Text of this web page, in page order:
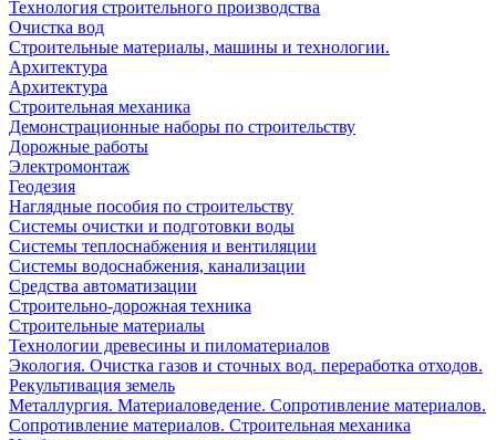
Технология строительного производства
Очистка вод
Строительные материалы, машины и технологии.
Архитектура
Архитектура
Cтроительная механика
Демонстрационные наборы по строительству
Дорожные работы
Электромонтаж
Геодезия
Наглядные пособия по строительству
Системы очистки и подготовки воды
Системы теплоснабжения и вентиляции
Системы водоснабжения, канализации
Средства автоматизации
Строительно-дорожная техника
Строительные материалы
Технологии древесины и пиломатериалов
Экология. Очистка газов и сточных вод. переработка отходов.
Рекультивация земель
Металлургия. Материаловедение. Сопротивление материалов.
Сопротивление материалов. Строительная механика